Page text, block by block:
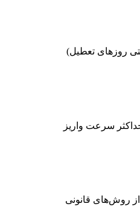
سرعت واریز
روش‌های قانونی